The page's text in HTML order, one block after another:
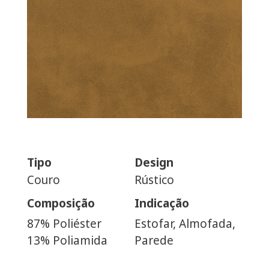
Tipo
Couro
Design
Rústico
Composição
87% Poliéster
13% Poliamida
Indicação
Estofar, Almofada,
Parede